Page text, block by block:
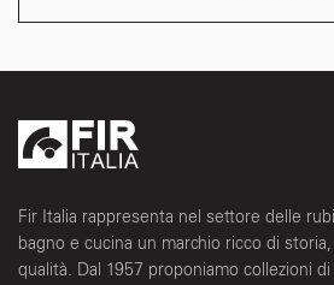
Fir Italia rappresenta nel settore delle
bagno e cucina un marchio ricco di
qualità. Dal 1957 proponiamo collezioni